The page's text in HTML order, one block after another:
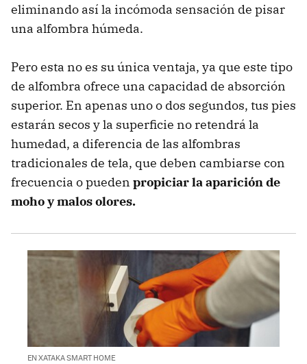
eliminando así la incómoda sensación de pisar
una alfombra húmeda.
Pero esta no es su única ventaja, ya que este tipo
de alfombra ofrece una capacidad de absorción
superior. En apenas uno o dos segundos, tus pies
estarán secos y la superficie no retendrá la
humedad, a diferencia de las alfombras
tradicionales de tela, que deben cambiarse con
frecuencia o pueden propiciar la aparición de
moho y malos olores.
EN XATAKA SMART HOME